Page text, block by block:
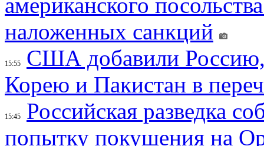
наложенных санкций
15:55
США добавили
Корею и Пакистан в
15:45
Российская разведка
попытку покушения на